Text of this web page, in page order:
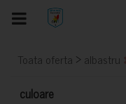
Toata oferta > albastru
culoare